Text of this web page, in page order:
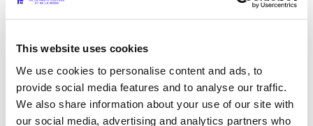
This website uses cookies
We use cookies to personalise content and ads, to
provide social media features and to analyse our traffic.
We also share information about your use of our site with
our social media, advertising and analytics partners who
pratiques, notamment en matière de sécurité des données et de
respect des principes d’équipe, ainsi que la mise à disposition de
ressources et de méthodologies au sein d’un espace dédié.
Les objectifs sont de permettre une meilleure compréhension des